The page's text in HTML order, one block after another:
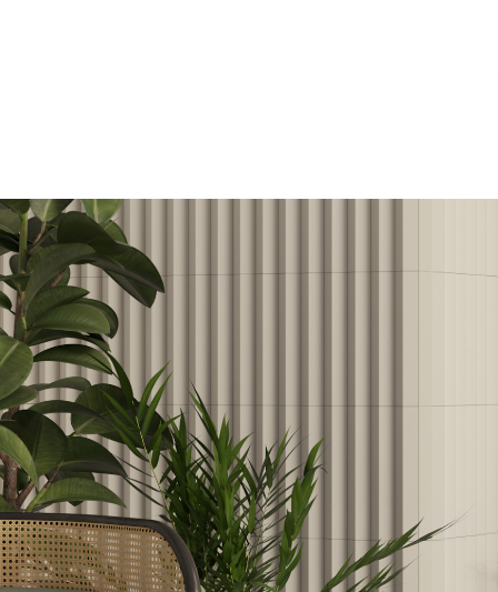
EDITIO NS
G ETIN PIRED
DESIGNE
JOURNAL
ABOUT
MUTINA FORAR T
SHOP
Get In Touch